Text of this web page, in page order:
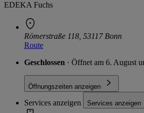
EDEKA Fuchs
Römerstraße 118, 53117 Bonn
Route
Geschlossen · Öffnet am 6. August
Öffnungszeiten anzeigen
Services anzeigen Services anzeigen